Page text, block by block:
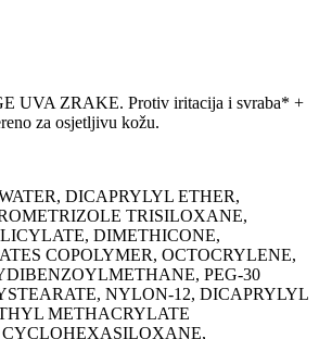
UVA ZRAKE. Protiv iritacija i svraba* +
za osjetljivu kožu.
DICAPRYLYL ETHER,
TRISILOXANE,
DIMETHICONE,
COPOLYMER, OCTOCRYLENE,
PEG-30
NYLON-12, DICAPRYLYL
METHACRYLATE
CYCLOHEXASILOXANE,